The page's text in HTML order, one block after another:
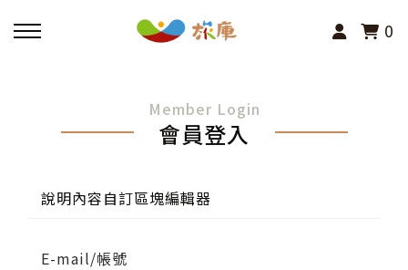
0
小旅行及主題導覽
講座、體驗與課程
Member Login
會員登入
說明內容自訂區塊編輯器
E-mail/帳號